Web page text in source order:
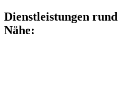
Dienstleistungen
Nähe: